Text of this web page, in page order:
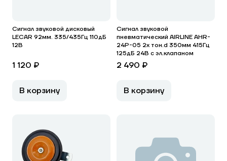
Сигнал звуковой дисковый
LECAR 92мм. 335/435Гц 110дБ
12В
1 120 ₽
В корзину
Сигнал звуковой
пневматический AIRLINE AHR-
24P-05 2x тон.d 350мм 415Гц
125дБ 24В с эл.клапаном
2 490 ₽
В корзину